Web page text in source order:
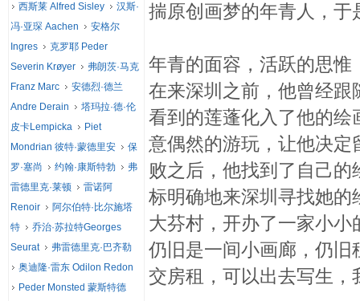
揣原创画梦的年青人，
年青的面容，活跃的思
在来深圳之前，他曾经
看到的莲蓬化入了他的绘
意偶然的游玩，让他决
败之后，他找到了自己
标明确地来深圳寻找她的
大芬村，开办了一家小
仍旧是一间小画廊，仍旧
交房租，可以出去写生
西斯莱 Alfred Sisley
汉斯·
冯·亚琛 Aachen
安格尔
Ingres
克罗耶 Peder
Severin Krøyer
弗朗茨·马克
Franz Marc
安德烈·德兰
Andre Derain
塔玛拉·德·伦
皮卡Lempicka
Piet
Mondrian 彼特·蒙德里安
保
罗·塞尚
约翰·康斯特勃
弗
雷德里克·莱顿
雷诺阿
Renoir
阿尔伯特·比尔施塔
特
乔治·苏拉特Georges
Seurat
弗雷德里克·巴齐勒
奥迪隆·雷东 Odilon Redon
Peder Monsted 蒙斯特德